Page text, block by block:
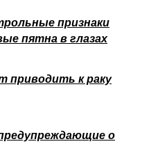
признаки
пятна в глазах
приводить к раку
о